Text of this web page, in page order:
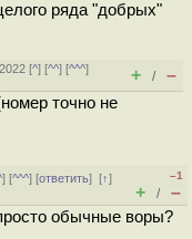
ряда "добрых"
[^] [^^] [^^^]
+ / –
точно не
] [^^^] [ответить][↑]
–1
+ / –
обычные воры?